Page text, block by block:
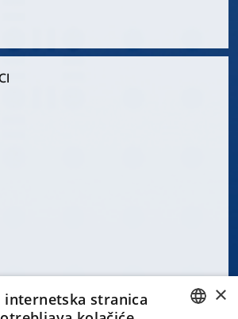
Split
×
internetska stranica